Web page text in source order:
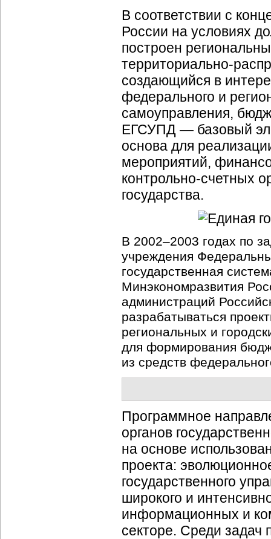
В соответствии с
России на условиях
построен
территориально-
создающийся в
федерального и
самоуправления,
ЕГСУПД — базовый
основа для
мероприятий,
контрольно-счетных
государства.
В 2002–2003 годах по
учреждения
государственная
Минэкономразвития
администраций
разрабатываться
региональных и
для формирования
из средств
Программное
органов
на основе
проекта:
государственного
широкого и
информационных и
секторе. Среди